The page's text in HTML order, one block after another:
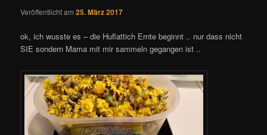
Veröffentlicht am25. März 2017
ok, ich wusste es – die Huflattich Ernte beginnt .. nur dass nicht
SIE sondern Mama mit mir sammeln gegangen ist ..